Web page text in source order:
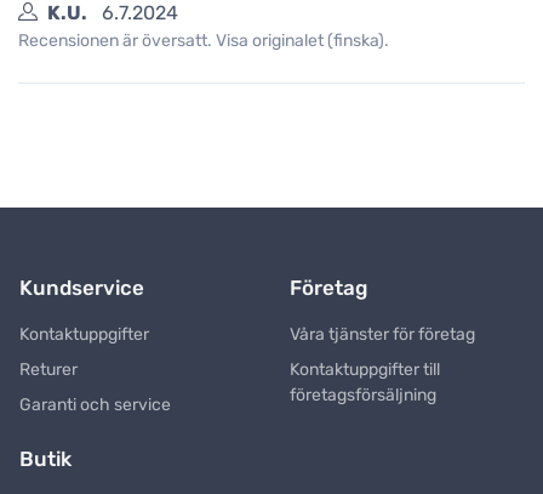
K.U.
6.7.2024
Recensionen är översatt. Visa originalet (finska).
Kundservice
Kontaktuppgifter
Returer
Garanti och service
Företag
Våra tjänster för företag
Kontaktuppgifter till
företagsförsäljning
Butik